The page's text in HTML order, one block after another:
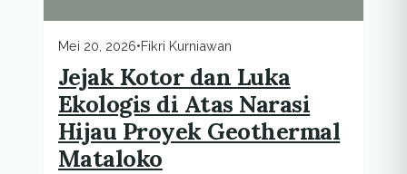
Mei 20, 2026•Fikri Kurniawan
Jejak Kotor dan Luka
Ekologis di Atas Narasi
Hijau Proyek Geothermal
Mataloko